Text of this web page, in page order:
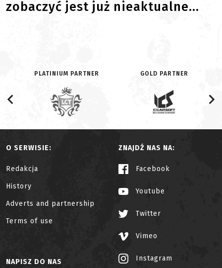
zobaczyć jest już nieaktualne...
PLATINIUM PARTNER GOLD PARTNER
O SERWISIE:
Redakcja
History
Adverts and partnership
Terms of use
ZNAJDŹ NAS NA:
Facebook
Youtube
Twitter
Vimeo
Instagram
NAPISZ DO NAS